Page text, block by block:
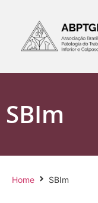
SBIm
Home SBIm